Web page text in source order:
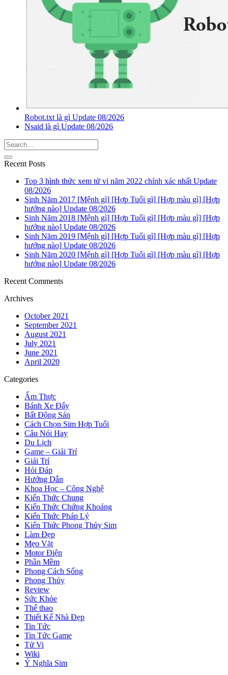
Robot.txt là gì Update 08/2026
Nsaid là gì Update 08/2026
Recent Posts
Top 3 hình thức xem tử vi năm 2022 chính xác nhất Update
08/2026
Sinh Năm 2017 [Mệnh gì] [Hợp Tuổi gì] [Hợp màu gì] [Hợp
hướng nào] Update 08/2026
Sinh Năm 2018 [Mệnh gì] [Hợp Tuổi gì] [Hợp màu gì] [Hợp
hướng nào] Update 08/2026
Sinh Năm 2019 [Mệnh gì] [Hợp Tuổi gì] [Hợp màu gì] [Hợp
hướng nào] Update 08/2026
Sinh Năm 2020 [Mệnh gì] [Hợp Tuổi gì] [Hợp màu gì] [Hợp
hướng nào] Update 08/2026
Recent Comments
Archives
October 2021
September 2021
August 2021
July 2021
June 2021
April 2020
Categories
Ẩm Thực
Bánh Xe Đẩy
Bất Động Sản
Cách Chọn Sim Hợp Tuổi
Câu Nói Hay
Du Lịch
Game – Giải Trí
Giải Trí
Hỏi Đáp
Hướng Dẫn
Khoa Học – Công Nghệ
Kiến Thức Chung
Kiến Thức Chứng Khoáng
Kiến Thức Pháp Lý
Kiến Thức Phong Thủy Sim
Làm Đẹp
Mẹo Vặt
Motor Điện
Phần Mềm
Phong Cách Sống
Phong Thủy
Review
Sức Khỏe
Thể thao
Thiết Kế Nhà Đẹp
Tin Tức
Tin Tức Game
Tử Vi
Wiki
Ý Nghĩa Sim